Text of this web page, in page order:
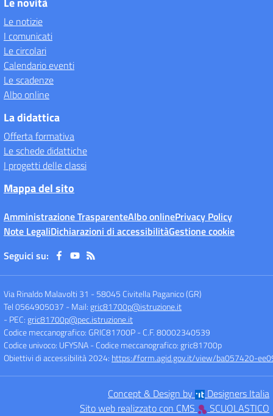
Le notizie
I comunicati
Le circolari
Calendario eventi
Le scadenze
Albo online
La didattica
Offerta formativa
Le schede didattiche
I progetti delle classi
Mappa del sito
Amministrazione TrasparenteAlbo onlinePrivacy Policy
Note LegaliDichiarazioni di accessibilitàGestione cookie
Seguici su:
Via Rinaldo Malavolti 31 - 58045 Civitella Paganico (GR)
Tel 0564905037 - Mail:gric81700p@istruzione.it
- PEC:gric81700p@pec.istruzione.it
Codice meccanografico: GRIC81700P- C.F. 80002340539
Codice univoco: UFYSNA- Codice meccanografico: gric81700p
Obiettivi di accessibilità 2024: https://form.agid.gov.it/view/ba057420-
Concept & Design by
Designers Italia
Sito web realizzato con CMS
SCUOLASTICO